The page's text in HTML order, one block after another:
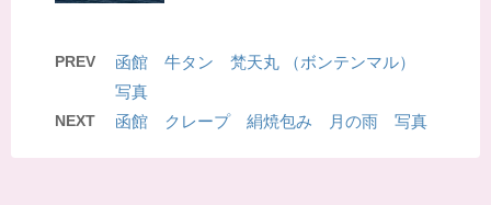
PREV
函館 牛タン 梵天丸 （ボンテンマル）
写真
NEXT 函館 クレープ 絹焼包み 月の雨 写真